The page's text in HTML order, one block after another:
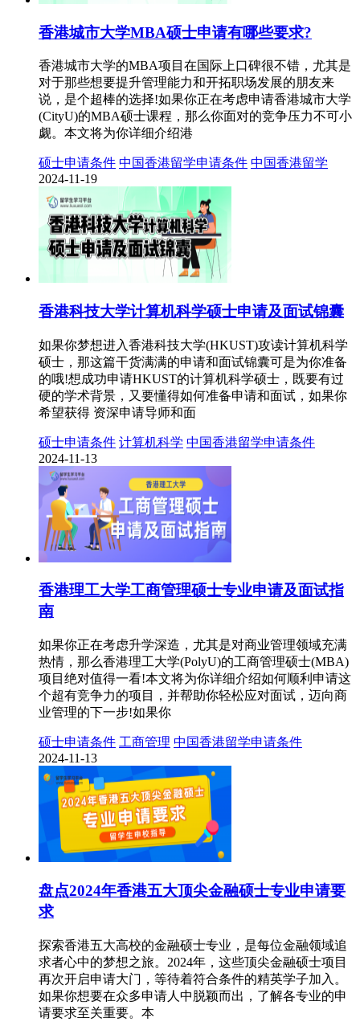
香港城市大学MBA硕士申请有哪些要求?
香港城市大学的MBA项目在国际上口碑很不错，尤其是
对于那些想要提升管理能力和开拓职场发展的朋友来
说，是个超棒的选择!如果你正在考虑申请香港城市大学
(CityU)的MBA硕士课程，那么你面对的竞争压力不可小
觑。本文将为你详细介绍港
硕士申请条件 中国香港留学申请条件 中国香港留学
2024-11-19
香港科技大学计算机科学硕士申请及面试锦囊
如果你梦想进入香港科技大学(HKUST)攻读计算机科学
硕士，那这篇干货满满的申请和面试锦囊可是为你准备
的哦!想成功申请HKUST的计算机科学硕士，既要有过
硬的学术背景，又要懂得如何准备申请和面试，如果你
希望获得 资深申请导师和面
硕士申请条件 计算机科学 中国香港留学申请条件
2024-11-13
香港理工大学工商管理硕士专业申请及面试指
南
如果你正在考虑升学深造，尤其是对商业管理领域充满
热情，那么香港理工大学(PolyU)的工商管理硕士(MBA)
项目绝对值得一看!本文将为你详细介绍如何顺利申请这
个超有竞争力的项目，并帮助你轻松应对面试，迈向商
业管理的下一步!如果你
硕士申请条件 工商管理 中国香港留学申请条件
2024-11-13
盘点2024年香港五大顶尖金融硕士专业申请要
求
探索香港五大高校的金融硕士专业，是每位金融领域追
求者心中的梦想之旅。2024年，这些顶尖金融硕士项目
再次开启申请大门，等待着符合条件的精英学子加入。
如果你想要在众多申请人中脱颖而出，了解各专业的申
请要求至关重要。本